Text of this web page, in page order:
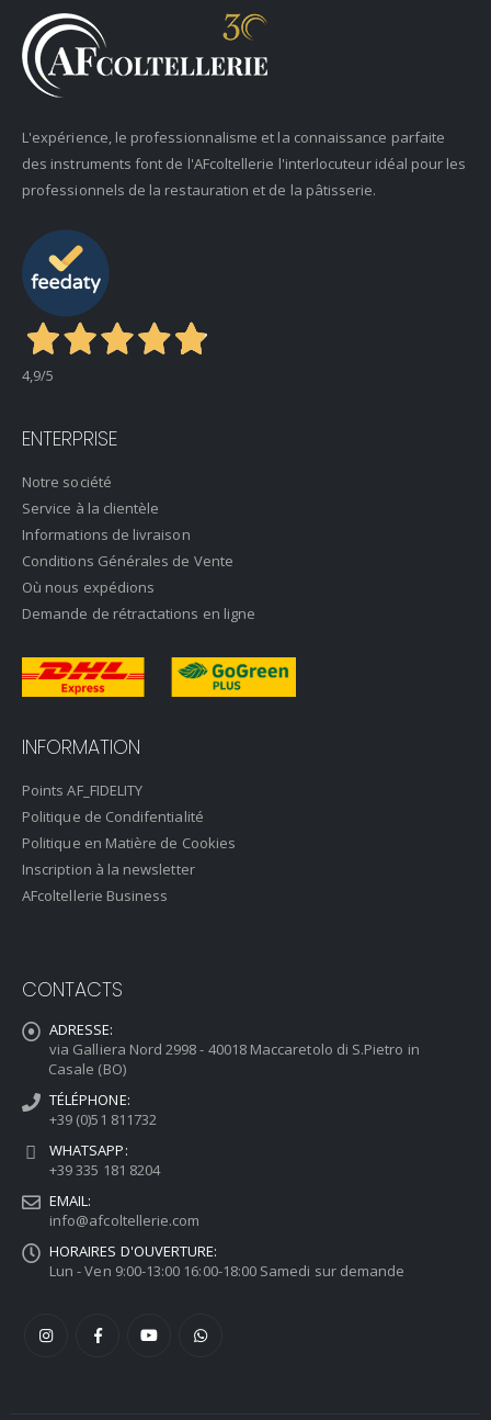
L'expérience, le professionnalisme et la connaissance parfaite
des instruments font de l'AFcoltellerie l'interlocuteur idéal pour les
professionnels de la restauration et de la pâtisserie.
4,9/5
ENTERPRISE
Notre société
Service à la clientèle
Informations de livraison
Conditions Générales de Vente
Où nous expédions
Demande de rétractations en ligne
INFORMATION
Points AF_FIDELITY
Politique de Condifentialité
Politique en Matière de Cookies
Inscription à la newsletter
AFcoltellerie Business
CONTACTS
ADRESSE:
via Galliera Nord 2998 - 40018 Maccaretolo di S.Pietro in
Casale (BO)
TÉLÉPHONE:
+39 (0)51 811732
WHATSAPP:
+39 335 181 8204
EMAIL:
info@afcoltellerie.com
HORAIRES D'OUVERTURE:
Lun - Ven 9:00-13:00 16:00-18:00 Samedi sur demande